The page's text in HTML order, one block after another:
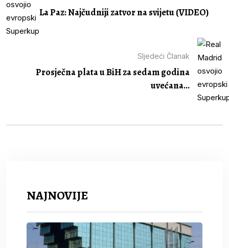
La Paz: Najčudniji zatvor na svijetu (VIDEO)
Sljedeći Članak
Prosječna plata u BiH za sedam godina
uvećana...
NAJNOVIJE